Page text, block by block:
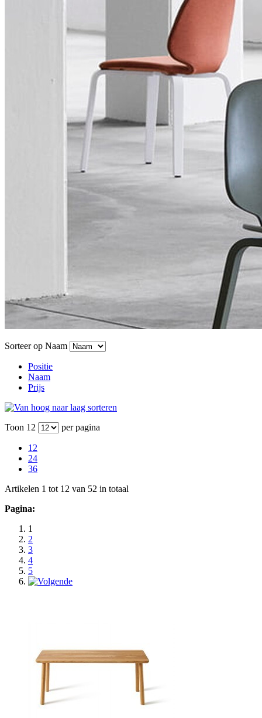
Sorteer op Naam
Positie
Naam
Prijs
Toon 12 per pagina
12
24
36
Artikelen 1 tot 12 van 52 in totaal
Pagina:
1
2
3
4
5